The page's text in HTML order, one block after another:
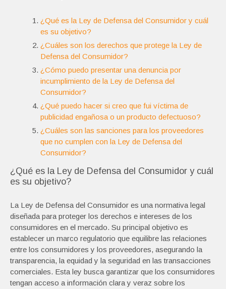
¿Qué es la Ley de Defensa del Consumidor y cuál
es su objetivo?
¿Cuáles son los derechos que protege la Ley de
Defensa del Consumidor?
¿Cómo puedo presentar una denuncia por
incumplimiento de la Ley de Defensa del
Consumidor?
¿Qué puedo hacer si creo que fui víctima de
publicidad engañosa o un producto defectuoso?
¿Cuáles son las sanciones para los proveedores
que no cumplen con la Ley de Defensa del
Consumidor?
¿Qué es la Ley de Defensa del Consumidor y cuál
es su objetivo?
La Ley de Defensa del Consumidor es una normativa legal
diseñada para proteger los derechos e intereses de los
consumidores en el mercado. Su principal objetivo es
establecer un marco regulatorio que equilibre las relaciones
entre los consumidores y los proveedores, asegurando la
transparencia, la equidad y la seguridad en las transacciones
comerciales. Esta ley busca garantizar que los consumidores
tengan acceso a información clara y veraz sobre los